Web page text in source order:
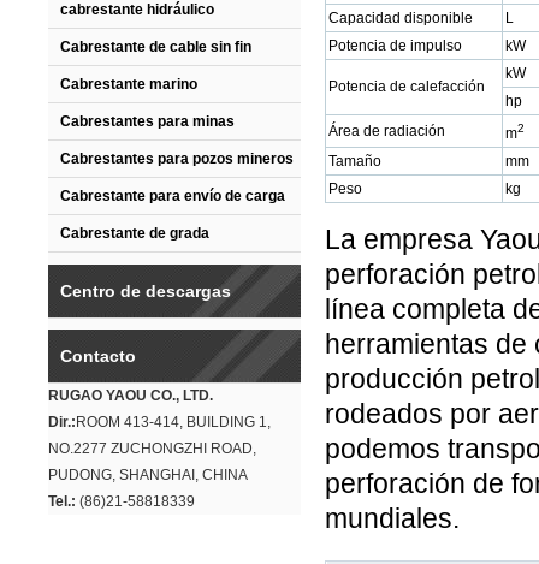
cabrestante hidráulico
Cabrestante de cable sin fin
Cabrestante marino
Cabrestantes para minas
Cabrestantes para pozos mineros
Cabrestante para envío de carga
Cabrestante de grada
Centro de descargas
Contacto
RUGAO YAOU CO., LTD.
Dir.: ROOM 413-414, BUILDING 1,
NO.2277 ZUCHONGZHI ROAD,
PUDONG, SHANGHAI, CHINA
Tel.: (86)21-58818339
Capacidad disponible
L
Potencia de impulso
kW
Potencia de calefacción
kW
hp
Área de radiación
m2
Tamaño
mm
Peso
kg
La empresa
perforación
línea completa
herramientas de
producción
rodeados por
podemos
perforación de
mundiales.